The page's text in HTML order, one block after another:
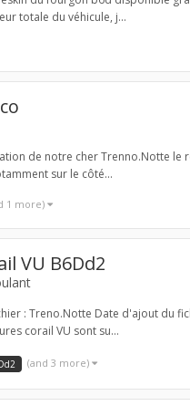
totale du véhicule, j...
de notre cher Trenno.Notte le
sur le côté...
1 more)
VU B6Dd2
: Treno.Notte Date d'ajout du
corail VU sont su...
(and 3 more)